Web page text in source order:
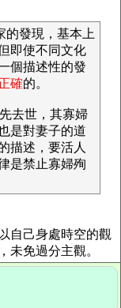
的發現，基本上
即使不同文化
個描述性的發
確的。
去世，其寡婦
是對妻子的道
描述，要活人
是禁止寡婦殉
自己身處時空的觀
未免過分主觀。